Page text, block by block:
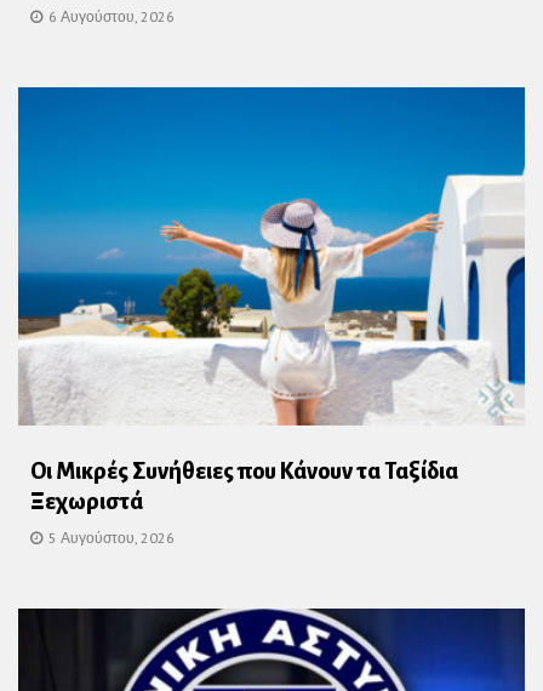
6 Αυγούστου, 2026
Οι Μικρές Συνήθειες που Κάνουν τα Ταξίδια
Ξεχωριστά
5 Αυγούστου, 2026